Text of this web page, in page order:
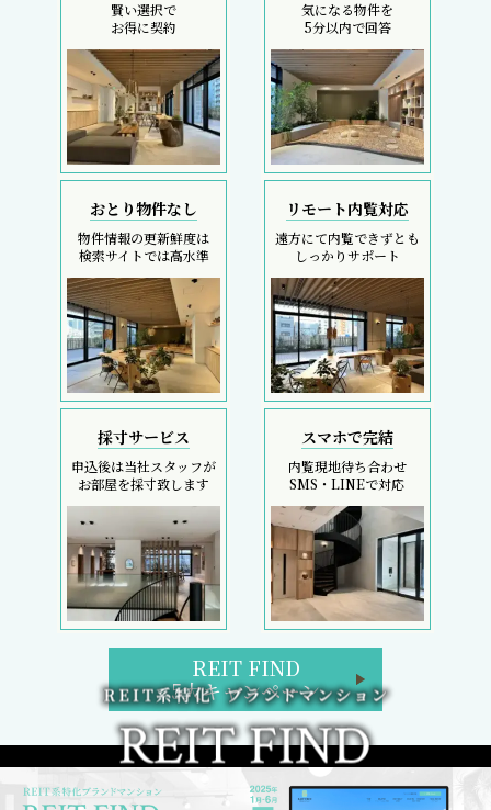
賢い選択で
お得に契約
気になる物件を
5分以内で回答
おとり物件なし
物件情報の更新鮮度は
検索サイトでは高水準
リモート内覧対応
遠方にて内覧できずとも
しっかりサポート
採寸サービス
申込後は当社スタッフが
お部屋を採寸致します
スマホで完結
内覧現地待ち合わせ
SMS・LINEで対応
REIT FIND
5大キャンペーン